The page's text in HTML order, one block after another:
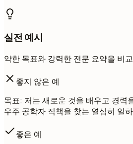
실전 예시
약한 목표와 강력한 전문 요약을 비
좋지 않은 예
목표: 저는 새로운 것을 배우고 경력
우주 공학자 직책을 찾는 열심히 일
좋은 예